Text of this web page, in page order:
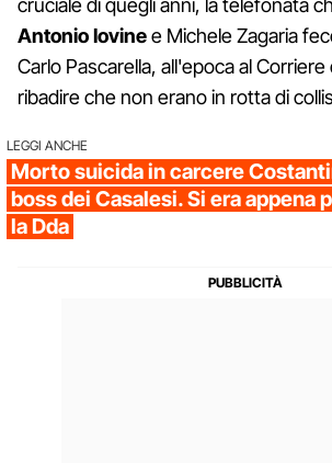
cruciale di quegli anni, la telefonata
Antonio Iovinee Michele Zagaria
Carlo Pascarella, all'epoca al
ribadire che non erano in rotta di
LEGGI ANCHE
Morto suicida in carcere
boss dei Casalesi. Si era appena
la Dda